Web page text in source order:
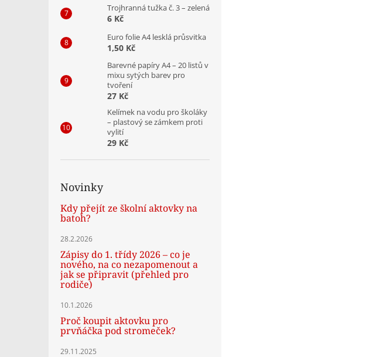
Trojhranná tužka č. 3 – zelená
6 Kč
Euro folie A4 lesklá průsvitka
1,50 Kč
Barevné papíry A4 – 20 listů v
mixu sytých barev pro
tvoření
27 Kč
Kelímek na vodu pro školáky
– plastový se zámkem proti
vylití
29 Kč
Novinky
Kdy přejít ze školní aktovky na
batoh?
28.2.2026
Zápisy do 1. třídy 2026 – co je
nového, na co nezapomenout a
jak se připravit (přehled pro
rodiče)
10.1.2026
Proč koupit aktovku pro
prvňáčka pod stromeček?
29.11.2025